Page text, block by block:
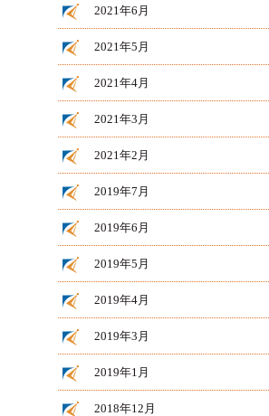
2021年6月
2021年5月
2021年4月
2021年3月
2021年2月
2019年7月
2019年6月
2019年5月
2019年4月
2019年3月
2019年1月
2018年12月